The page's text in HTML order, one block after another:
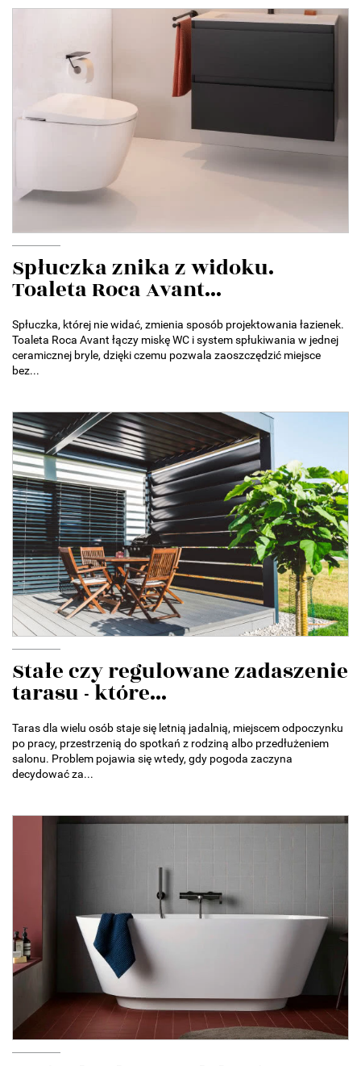
Spłuczka znika z widoku.
Toaleta Roca Avant...
Spłuczka, której nie widać, zmienia sposób projektowania łazienek.
Toaleta Roca Avant łączy miskę WC i system spłukiwania w jednej
ceramicznej bryle, dzięki czemu pozwala zaoszczędzić miejsce
bez...
Stałe czy regulowane zadaszenie
tarasu - które...
Taras dla wielu osób staje się letnią jadalnią, miejscem odpoczynku
po pracy, przestrzenią do spotkań z rodziną albo przedłużeniem
salonu. Problem pojawia się wtedy, gdy pogoda zaczyna
decydować za...